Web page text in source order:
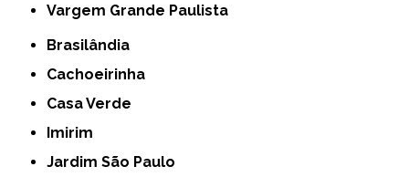
Vargem Grande Paulista
Brasilândia
Cachoeirinha
Casa Verde
Imirim
Jardim São Paulo